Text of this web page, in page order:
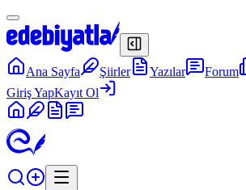
Ana Sayfa Şiirler Yazılar Forum
Giriş YapKayıt Ol